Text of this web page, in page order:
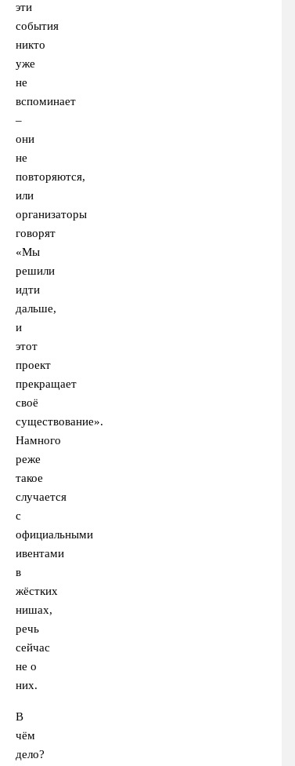
эти
события
никто
уже
не
вспоминает
–
они
не
повторяются,
или
организаторы
говорят
«Мы
решили
идти
дальше,
и
этот
проект
прекращает
своё
существование».
Намного
реже
такое
случается
с
официальными
ивентами
в
жёстких
нишах,
речь
сейчас
не о
них.
В
чём
дело?